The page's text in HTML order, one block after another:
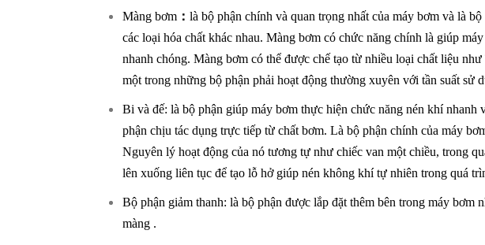
Màng bơm ： là bộ phận chính và quan trọng nhất của máy bơm và là
các loại hóa chất khác nhau. Màng bơm có chức năng chính là giúp
nhanh chóng. Màng bơm có thể được chế tạo từ nhiều loại chất liệu
một trong những bộ phận phải hoạt động thường xuyên với tần suất sử
Bi và đế: là bộ phận giúp máy bơm thực hiện chức năng nén khí
phận chịu tác dụng trực tiếp từ chất bơm. Là bộ phận chính của máy
Nguyên lý hoạt động của nó tương tự như chiếc van một chiều, trong
lên xuống liên tục để tạo lỗ hở giúp nén không khí tự nhiên trong quá
Bộ phận giảm thanh: là bộ phận được lắp đặt thêm bên trong máy bơm
màng .